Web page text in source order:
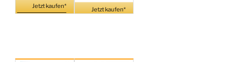
Jetzt kaufen*
Jetzt kaufen*